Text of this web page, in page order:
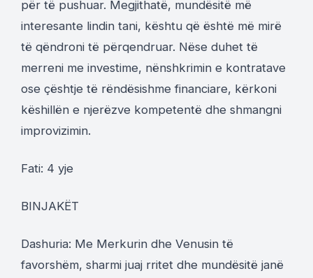
për të pushuar. Megjithatë, mundësitë më
interesante lindin tani, kështu që është më mirë
të qëndroni të përqendruar. Nëse duhet të
merreni me investime, nënshkrimin e kontratave
ose çështje të rëndësishme financiare, kërkoni
këshillën e njerëzve kompetentë dhe shmangni
improvizimin.
Fati: 4 yje
BINJAKËT
Dashuria: Me Merkurin dhe Venusin të
favorshëm, sharmi juaj rritet dhe mundësitë janë